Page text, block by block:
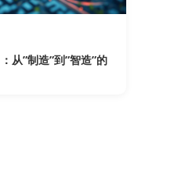
从”制造”到”智造”的